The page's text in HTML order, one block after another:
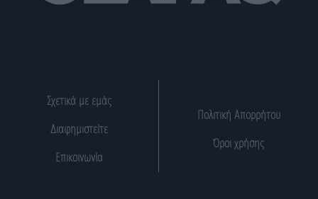
Σχετικά με εμάς
Διαφημιστείτε
Επικοινωνία
Πολιτική Απορρήτου
Όροι χρήσης